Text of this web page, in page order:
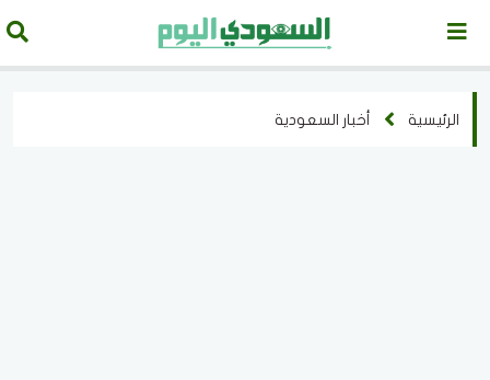
الرئيسية أخبار السعودية